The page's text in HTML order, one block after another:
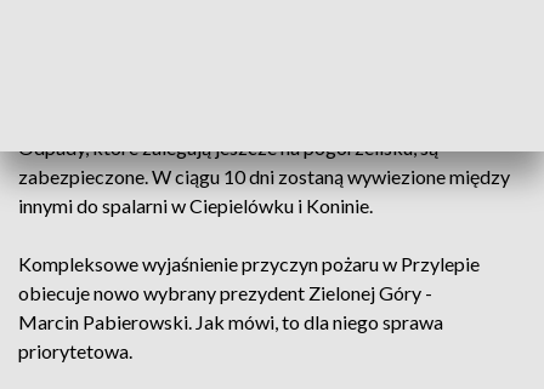
Odpady, które zalegają jeszcze na pogorzelisku, są
zabezpieczone. W ciągu 10 dni zostaną wywiezione między
innymi do spalarni w Ciepielówku i Koninie.
Kompleksowe wyjaśnienie przyczyn pożaru w Przylepie
obiecuje nowo wybrany prezydent Zielonej Góry -
Marcin Pabierowski. Jak mówi, to dla niego sprawa
priorytetowa.